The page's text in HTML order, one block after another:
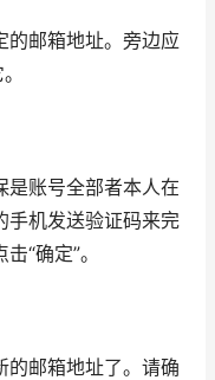
的邮箱地址。旁边应
是账号全部者本人在
手机发送验证码来完
“确定”。
的邮箱地址了。请确